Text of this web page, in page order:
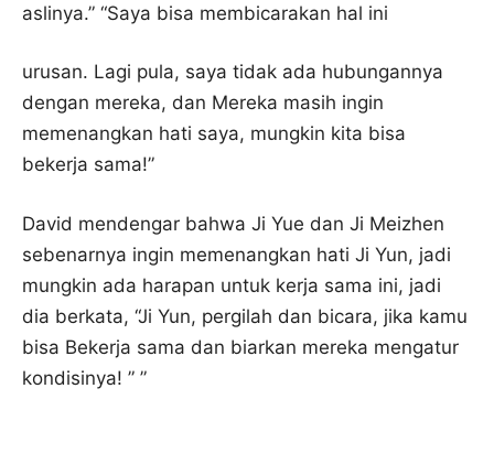
aslinya.” “Saya bisa membicarakan hal ini
urusan. Lagi pula, saya tidak ada hubungannya
dengan mereka, dan Mereka masih ingin
memenangkan hati saya, mungkin kita bisa
bekerja sama!”
David mendengar bahwa Ji Yue dan Ji Meizhen
sebenarnya ingin memenangkan hati Ji Yun, jadi
mungkin ada harapan untuk kerja sama ini, jadi
dia berkata, “Ji Yun, pergilah dan bicara, jika kamu
bisa Bekerja sama dan biarkan mereka mengatur
kondisinya! ” ”